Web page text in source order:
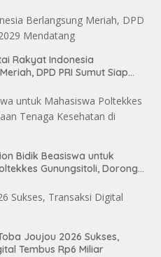
Rakyat Indonesia
DPD PRI Sumut Siap
Bidik Beasiswa untuk
Gunungsitoli, Dorong
Joujou 2026 Sukses,
Tembus Rp6 Miliar